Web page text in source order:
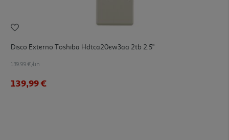
Disco Externo Toshiba Hdtca20ew3aa 2tb 2.5"
139.99 €/un
139,99 €